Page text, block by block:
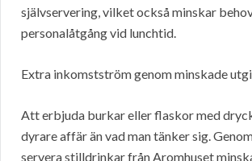
självservering, vilket också minskar
personalåtgång vid lunchtid.
Extra inkomstström genom minskade
Att erbjuda burkar eller flaskor med
dyrare affär än vad man tänker sig.
servera stilldrinkar från Aromhuset